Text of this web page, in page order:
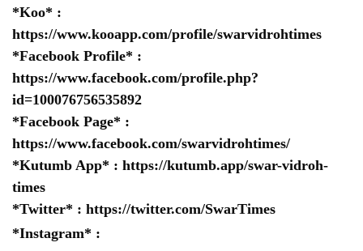
*Koo* :
https://www.kooapp.com/profile/swarvidrohtimes
*Facebook Profile* :
https://www.facebook.com/profile.php?
id=100076756535892
*Facebook Page* :
https://www.facebook.com/swarvidrohtimes/
*Kutumb App* : https://kutumb.app/swar-vidroh-
times
*Twitter* : https://twitter.com/SwarTimes
*Instagram* :